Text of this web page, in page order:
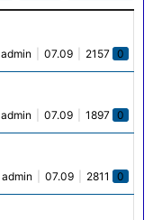
admin 07.09 2157 0
admin 07.09 1897 0
admin 07.09 2811 0